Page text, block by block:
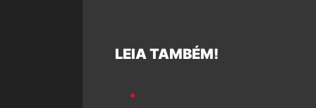
LEIA TAMBÉM!